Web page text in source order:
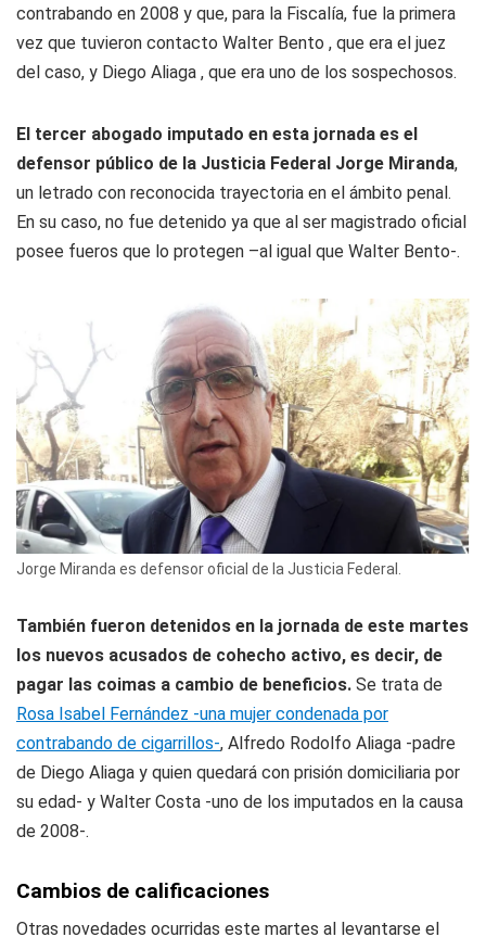
contrabando en 2008 y que, para la Fiscalía, fue la primera
vez que tuvieron contacto Walter Bento , que era el juez
del caso, y Diego Aliaga , que era uno de los sospechosos.
El tercer abogado imputado en esta jornada es el
defensor público de la Justicia Federal Jorge Miranda,
un letrado con reconocida trayectoria en el ámbito penal.
En su caso, no fue detenido ya que al ser magistrado oficial
posee fueros que lo protegen –al igual que Walter Bento-.
Jorge Miranda es defensor oficial de la Justicia Federal.
También fueron detenidos en la jornada de este martes
los nuevos acusados de cohecho activo, es decir, de
pagar las coimas a cambio de beneficios. Se trata de
Rosa Isabel Fernández -una mujer condenada por
contrabando de cigarrillos-, Alfredo Rodolfo Aliaga -padre
de Diego Aliaga y quien quedará con prisión domiciliaria por
su edad- y Walter Costa -uno de los imputados en la causa
de 2008-.
Cambios de calificaciones
Otras novedades ocurridas este martes al levantarse el